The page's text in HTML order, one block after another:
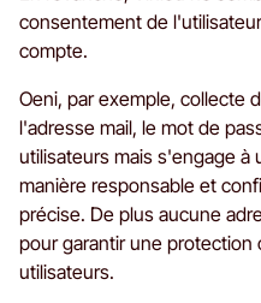
consentement de
compte.
Oeni, par exemple, collecte
l'adresse mail, le mot de
utilisateurs mais s'engage à
manière responsable et
précise. De plus aucune
pour garantir une protection
utilisateurs.